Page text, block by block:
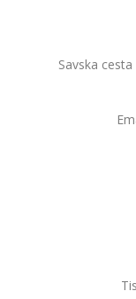
Savska